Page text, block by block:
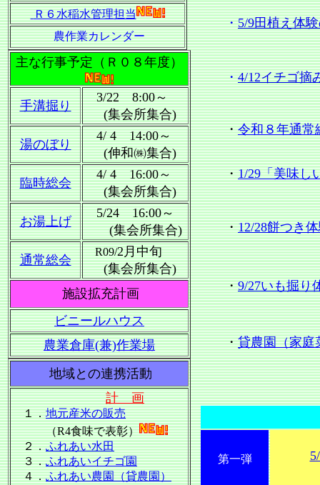
Ｒ６水稲水管理担当
農作業カレンダー
主な行事予定（Ｒ０８年度）
手溝掘り
3/22 8:00～
(集会所集合)
湯のぼり
4/ 4 14:00～
(伸和㈱集合)
臨時総会
4/ 4 16:00～
(集会所集合)
お湯上げ
5/24 16:00～
(集会所集合)
通常総会
R09/2月中旬
(集会所集合)
施設拡充計画
ビニールハウス
農業倉庫(兼)作業場
地域との連携活動
計 画
１．地元産米の販売
（R4食味で表彰）
２．ふれあい水田
３．ふれあいイチゴ園
４．ふれあい農園（貸農園）
・5/9田植え体
・4/12イチゴ摘
・令和８年通常
・1/29「美味し
・12/28餅つき
・9/27いも掘り
・貸農園（家庭
第一弾